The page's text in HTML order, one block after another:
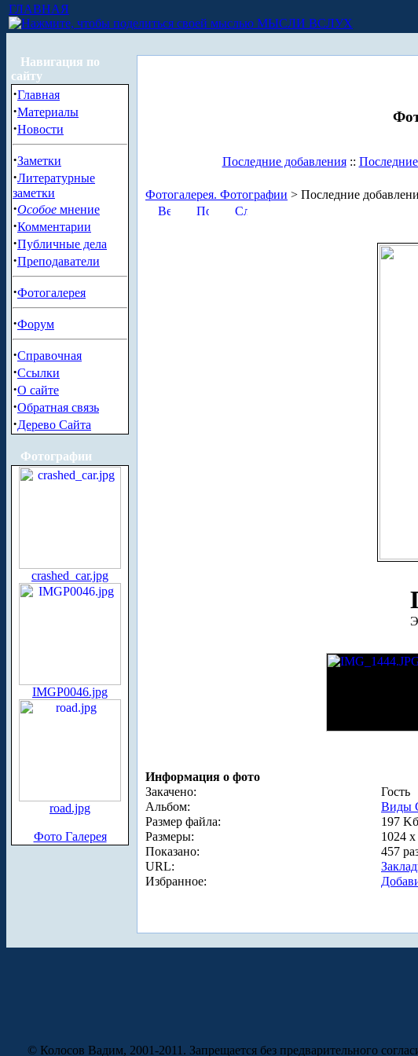
ГЛАВНАЯ
МЫСЛИ ВСЛУХ
Навигация по
сайту
·Главная
·Материалы
·Новости
·Заметки
·Литературные
заметки
·Особое мнение
·Комментарии
·Публичные дела
·Преподаватели
·Фотогалерея
·Форум
·Справочная
·Ссылки
·О сайте
·Обратная связь
·Дерево Сайта
Фотографии
crashed_car.jpg
IMGP0046.jpg
road.jpg
Фото Галерея
Последние добавления::
Фотогалерея. Фотографии > Последние
Информация о фото
Закачено:
Гость
Альбом:
Виды
Размер файла:
197 Kб
Размеры:
1024
Показано:
457
URL:
Избранное:
© Колосов Вадим, 2001-2011. Запрещается без предварительного